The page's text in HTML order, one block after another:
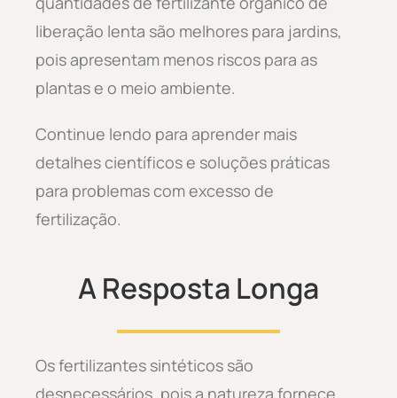
liberação lenta são melhores para jardins,
pois apresentam menos riscos para as
plantas e o meio ambiente.
Continue lendo para aprender mais
detalhes científicos e soluções práticas
para problemas com excesso de
fertilização.
A Resposta Longa
Os fertilizantes sintéticos são
desnecessários, pois a natureza fornece